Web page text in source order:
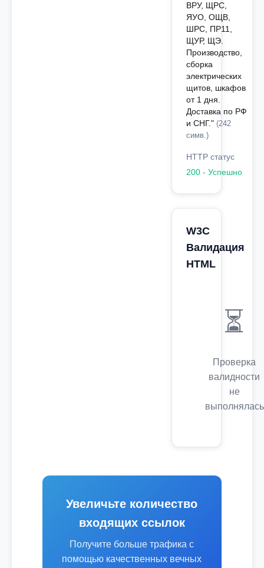
ВРУ, ЩРС,
ЯУО, ОЩВ,
ШРС, ПР11,
ЩУР, ЩЭ.
Производство,
сборка
электрических
щитов, шкафов
от 1 дня.
Доставка по РФ
и СНГ." (242
симв.)
HTTP статус
200 - Успешно
W3C
Валидация
HTML
⏳
Проверка
валидности
не
выполнялась
Увеличьте количество
входящих ссылок
Получите больше трафика с
помощью качественных вечных